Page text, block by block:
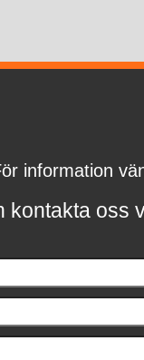
information
kontakta oss